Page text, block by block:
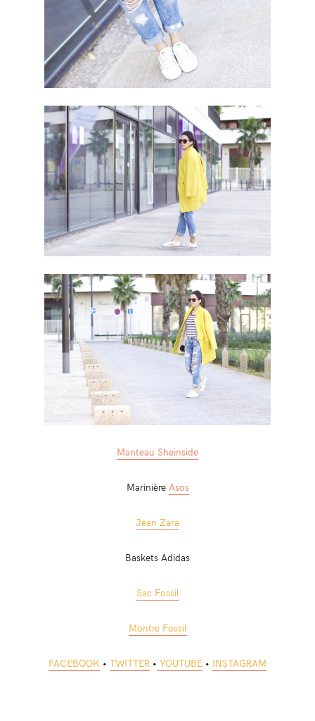
Manteau Sheinside
Marinière Asos
Jean Zara
Baskets Adidas
Sac Fossil
Montre Fossil
FACEBOOK • TWITTER • YOUTUBE • INSTAGRAM